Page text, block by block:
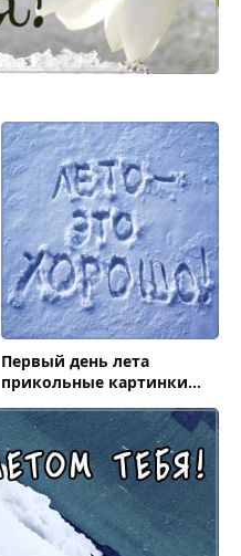
Первый день лета
прикольные картинки
холодно